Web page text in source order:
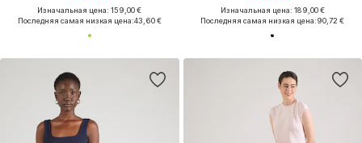
Изначальная цена: 159,00 €
Последняя самая низкая цена:43,60 €
Изначальная цена: 189,00 €
Последняя самая низкая цена:90,72 €